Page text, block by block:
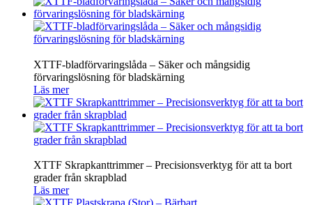
XTTF-bladförvaringslåda – Säker och mångsidig
förvaringslösning för bladskärning
Läs mer
XTTF Skrapkanttrimmer – Precisionsverktyg för att ta bort
grader från skrapblad
Läs mer